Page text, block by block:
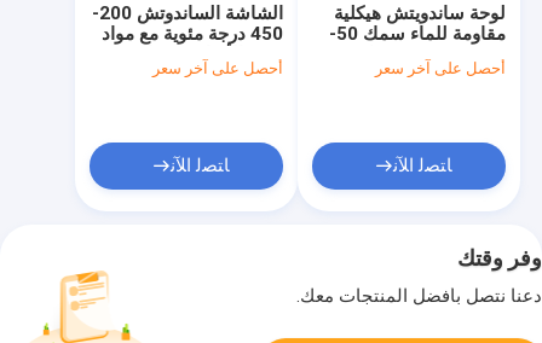
الشاشة الساندوتش 200-
450 درجة مئوية مع مواد
EPS الأساسية مثالية
لورشة المستشفى في
أحصل على آخر سعر
ﺎﺘﺼﻟ ﺍﻶﻧ
لوحة ساندويتش هيكلية
مقاومة للماء سمك 50-
150 مم تقدم تحمل عبء
ممتاز وخصائص مقاومة
أحصل على آخر سعر
ﺎﺘﺼﻟ ﺍﻶﻧ
وفر وقتك
دعنا نتصل بأفضل المنتجات معك.